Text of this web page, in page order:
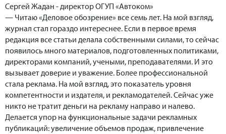
Сергей Жадан - директор ОГУП «Автоком»
— Читаю «Деловое обозрение» все семь лет. На мой взгляд,
журнал стал гораздо интереснее. Если в первое время
редакция все статьи делала собственными силами, то сейчас
появилось много материалов, подготовленных политиками,
директорами компаний, учеными, преподавателями. И это
вызывает доверие и уважение. Более профессиональной
стала реклама. На мой взгляд, это показатель уровня
компетентности и издателя, и рекламодателей. Сейчас уже
никто не тратит деньги на рекламу направо и налево.
Делается упор на функциональные задачи рекламных
публикаций: увеличение объемов продаж, привлечение